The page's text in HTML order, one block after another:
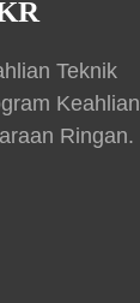
Teknik
Keahlian
Ringan.